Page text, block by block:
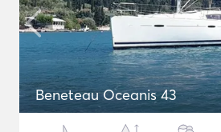
Beneteau Oceanis 43